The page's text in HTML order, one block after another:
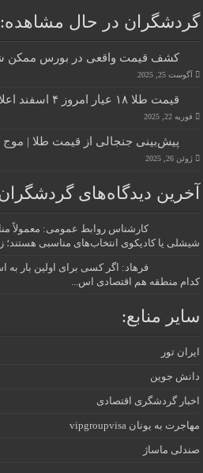
گردشگران در حال مشاهده:
کشف قیمت واقعی در بورس ممکن
آگوست 25, 2025
قیمت طلا ۱۸ عیار امروز ۴ اسفند اعلام شد + جدول
فوریه 22, 2025
پیش‌بینی جنجالی از قیمت طلا |
ژوئن 26, 2025
آخرین دیدگاه‌های
کارشناس روابط عمومی: معمولاً
شیشلی یا کادیکوی انتخاب‌های مناسبی هستند؛
فرهاد: اگر کسی برای اولین بار به
کدام منطقه هم اقتصادی اس...
سایر منابع:
ایران تور
دانش جوین
اخبار گردشگری اقتصادی
مهاجرت به یونان vipgroupvisa
صندلی ماساژ